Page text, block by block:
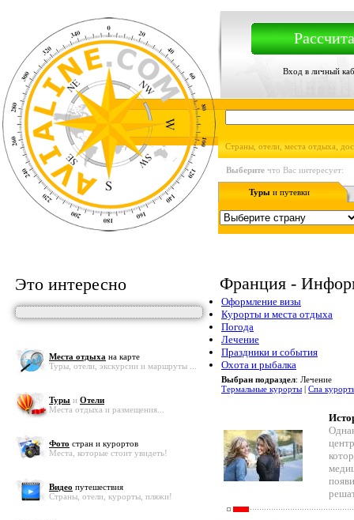
Вход в личный
Страны, отели, места отдыха,
Выберите что Вас интересует:
Туры и путевки
Это интересно
Места отдыха на карте
Туры, отели, экскурсии и маршруты ...
Туры и Отели
Места отдыха и размещения...
Фото стран и курортов
Места, которые стоит увидеть!
Видео путешествия
Страны, отели, курорты, пляжи!
Франция -
Оформление визы
Курорты и места отдыха
Погода
Лечение
Праздники и события
Охота и рыбалка
Выбран подраздел: Лечение
Термальные курорты | Спа